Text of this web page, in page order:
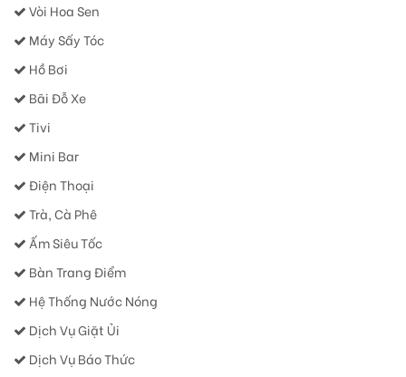
Vòi Hoa Sen
Máy Sấy Tóc
Hồ Bơi
Bãi Đỗ Xe
Tivi
Mini Bar
Điện Thoại
Trà, Cà Phê
Ấm Siêu Tốc
Bàn Trang Điểm
Hệ Thống Nước Nóng
Dịch Vụ Giặt Ủi
Dịch Vụ Báo Thức